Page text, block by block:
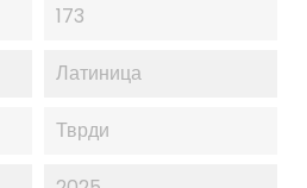
173
Латиница
Тврди